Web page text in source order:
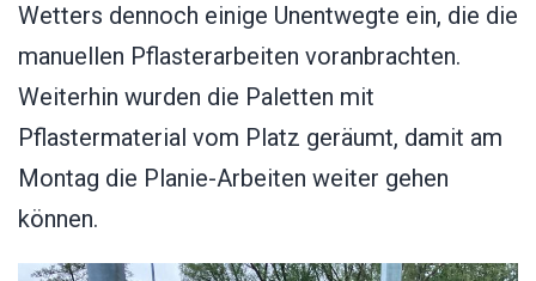
Wetters dennoch einige Unentwegte ein, die die
manuellen Pflasterarbeiten voranbrachten.
Weiterhin wurden die Paletten mit
Pflastermaterial vom Platz geräumt, damit am
Montag die Planie-Arbeiten weiter gehen
können.